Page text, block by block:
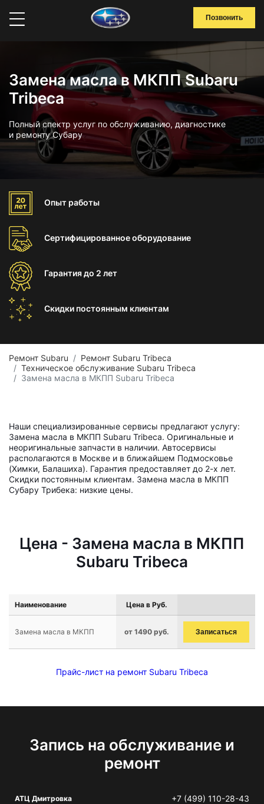
Позвонить
Замена масла в МКПП Subaru
Tribeca
Полный спектр услуг по обслуживанию, диагностике
и ремонту Субару
Опыт работы
Сертифицированноеоборудование
Гарантиядо 2 лет
Скидки постоянным клиентам
Ремонт Subaru
Ремонт Subaru Tribeca
Техническое обслуживание Subaru Tribeca
Замена масла в МКПП Subaru Tribeca
Наши специализированные сервисы предлагают услугу:
Замена масла в МКПП Subaru Tribeca. Оригинальные и
неоригинальные запчасти в наличии. Автосервисы
располагаются в Москве и в ближайшем Подмосковье
(Химки, Балашиха). Гарантия предоставляет до 2-х лет.
Скидки постоянным клиентам. Замена масла в МКПП
Субару Трибека: низкие цены.
Цена - Замена масла в МКПП
Subaru Tribeca
Наименование Цена в Руб.
Замена масла в МКПП от 1490 руб. Записаться
Прайс-лист на ремонт Subaru Tribeca
Запись на обслуживание и
ремонт
АТЦ Дмитровка +7 (499) 110-28-43